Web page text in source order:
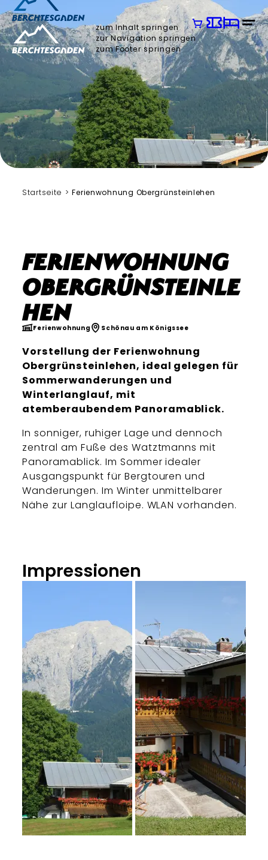
zum Inhalt springen
zur Navigation springen
zum Footer springen
Startseite Ferienwohnung Obergrünsteinlehen
Ferienwohnung
Obergrünsteinle
hen
Ferienwohnung Schönau am Königssee
Vorstellung der Ferienwohnung
Obergrünsteinlehen, ideal gelegen für
Sommerwanderungen und
Winterlanglauf, mit
atemberaubendem Panoramablick.
In sonniger, ruhiger Lage und dennoch
zentral am Fuße des Watztmanns mit
Panoramablick. Im Sommer idealer
Ausgangspunkt für Bergtouren und
Wanderungen. Im Winter unmittelbarer
Nähe zur Langlaufloipe. WLAN vorhanden.
Impressionen